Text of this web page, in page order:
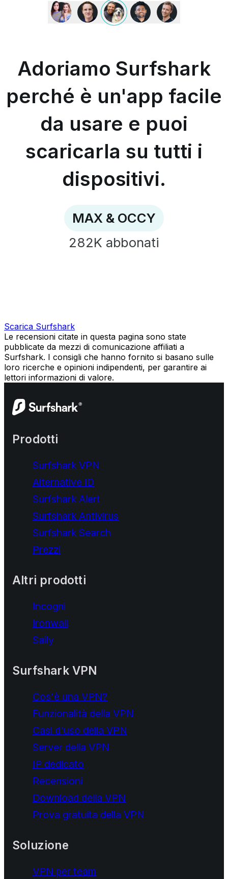
Adoriamo
Surfshark
perché
da
usare
puoi
scaricarla
su
tutti
dispositivi.
-
MAX
&
OCCY
Adoriamo Surfshark
perché è un'app facile
da usare e puoi
scaricarla su tutti i
dispositivi.
MAX & OCCY
282K abbonati
Scarica Surfshark
Le recensioni citate in questa pagina sono state
pubblicate da mezzi di comunicazione affiliati a
Surfshark. I consigli che hanno fornito si basano sulle
loro ricerche e opinioni indipendenti, per garantire ai
lettori informazioni di valore.
Prodotti
Surfshark VPN
Alternative ID
Surfshark Alert
Surfshark Antivirus
Surfshark Search
Prezzi
Altri prodotti
Incogni
Ironwall
Saily
Surfshark VPN
Cos'è una VPN?
Funzionalità della VPN
Casi d'uso della VPN
Server della VPN
IP dedicato
Recensioni
Download della VPN
Prova gratuita della VPN
Soluzione
VPN per team